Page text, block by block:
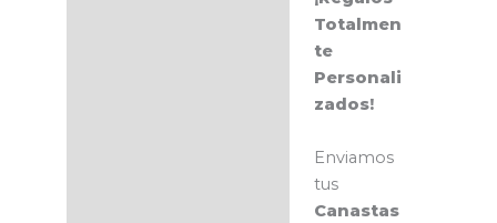
Totalmen
te
Personali
zados!
Enviamos
tus
Canastas